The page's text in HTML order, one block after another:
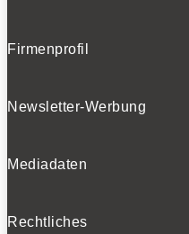
Firmenprofil
Newsletter-Werbung
Mediadaten
Rechtliches